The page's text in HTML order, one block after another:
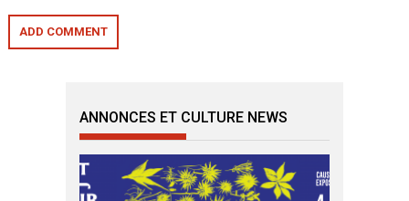
ANNONCES ET CULTURE NEWS